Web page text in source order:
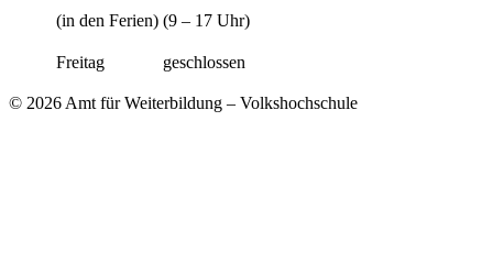
(in den Ferien) (9 – 17 Uhr)
Freitag geschlossen
© 2026 Amt für Weiterbildung – Volkshochschule